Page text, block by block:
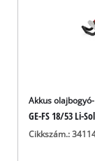
Akkus
GE-FS 18/53 Li-
Cikkszám.: